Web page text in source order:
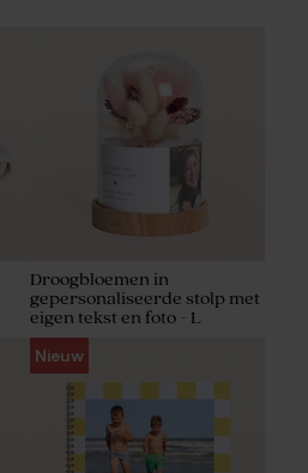
Droogbloemen in
gepersonaliseerde stolp met
eigen tekst en foto - L
Nieuw